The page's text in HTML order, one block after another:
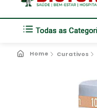
Todas as
Curativos